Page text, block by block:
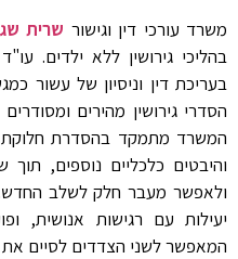
משרד עורכי דין וגישור שרית
בהליכי גירושין ללא ילדים.
בעריכת דין וניסיון של עשור
הסדרי גירושין מהירים
המשרד מתמקד בהסדרת חלוקת
והיבטים כלכליים נוספים,
ולאפשר מעבר חלק לשלב
יעילות עם רגישות אנושית,
המאפשר לשני הצדדים לסיים את